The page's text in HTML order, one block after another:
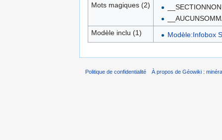
Mots magiques (2)
Modèle inclu (1)
Modèle:Infobox
Politique de confidentialité À propos de Géowiki :